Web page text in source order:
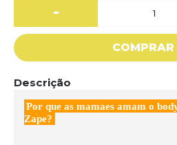
-
COMPRAR
Descrição
Por que as mamaes amam o
Zape?